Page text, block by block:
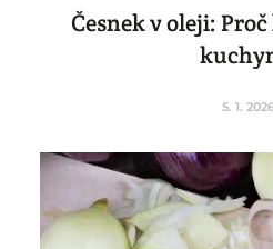
Česnek v oleji:
5. 1.